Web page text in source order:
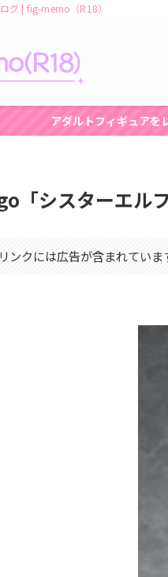
グ | fig-memo（R18）
アダルトフィギュアを
「シスターエル
ンクには広告が含まれていま